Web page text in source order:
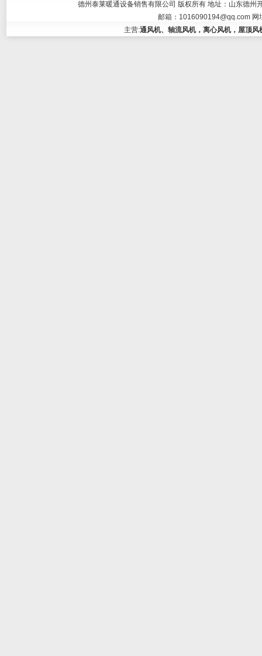
德州泰莱暖通设备销售有限公司 版权所有 地址：山东德
邮箱： 1016090194@qq.com网
主营:通风机、轴流风机，离心风机，屋顶